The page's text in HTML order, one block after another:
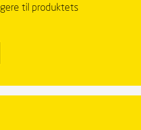
til produktets